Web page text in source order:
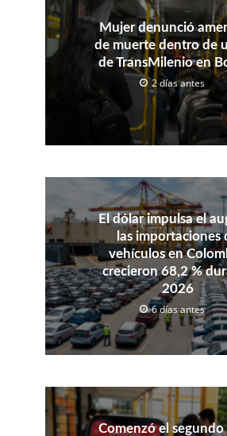
Mujer denunció
de muerte dentro de
de TransMilenio en
2 días antes
El dólar impulsa el
las importaciones
vehículos en
crecieron 68,2 %
2026
6 días antes
Comenzó el segundo